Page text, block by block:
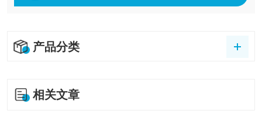
产品分类
相关文章